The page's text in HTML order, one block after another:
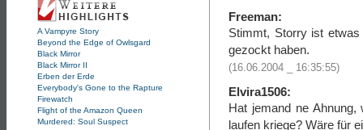
A Vampyre Story
Beyond the Edge of Owlsgard
Black Mirror
Black Mirror II
Erben der Erde
Everybody's Gone to the Rapture
Firewatch
Flight of the Amazon Queen
Murdered: Soul Suspect
Freeman:
Stimmt, Storry ist
gezockt haben.
(16.06.2004 _ 16:35:55)
Elvira1506:
Hat jemand ne
laufen kriege? Wäre für